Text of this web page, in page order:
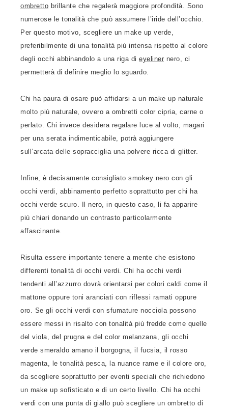
ombretto brillante che regalerà maggiore profondità. Sono
numerose le tonalità che può assumere l’iride dell’occhio.
Per questo motivo, scegliere un make up verde,
preferibilmente di una tonalità più intensa rispetto al colore
degli occhi abbinandolo a una riga di eyeliner nero, ci
permetterà di definire meglio lo sguardo.
Chi ha paura di osare può affidarsi a un make up naturale
molto più naturale, ovvero a ombretti color cipria, carne o
perlato. Chi invece desidera regalare luce al volto, magari
per una serata indimenticabile, potrà aggiungere
sull’arcata delle sopracciglia una polvere ricca di glitter.
Infine, è decisamente consigliato smokey nero con gli
occhi verdi, abbinamento perfetto soprattutto per chi ha
occhi verde scuro. Il nero, in questo caso, li fa apparire
più chiari donando un contrasto particolarmente
affascinante.
Risulta essere importante tenere a mente che esistono
differenti tonalità di occhi verdi. Chi ha occhi verdi
tendenti all’azzurro dovrà orientarsi per colori caldi come il
mattone oppure toni aranciati con riflessi ramati oppure
oro. Se gli occhi verdi con sfumature nocciola possono
essere messi in risalto con tonalità più fredde come quelle
del viola, del prugna e del color melanzana, gli occhi
verde smeraldo amano il borgogna, il fucsia, il rosso
magenta, le tonalità pesca, la nuance rame e il colore oro,
da scegliere soprattutto per eventi speciali che richiedono
un make up sofisticato e di un certo livello. Chi ha occhi
verdi con una punta di giallo può scegliere un ombretto di